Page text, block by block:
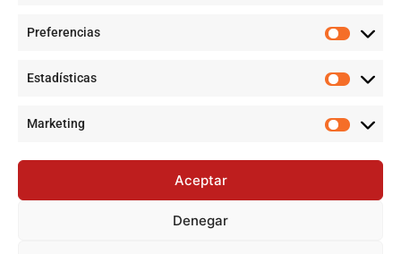
Preferencias
Estadísticas
Marketing
Aceptar
Denegar
Historias de la Calle 17: Un recorrido por las memorias de Dos
Historias de la Calle 17 en Dos Hermanas: Un recorrido por la